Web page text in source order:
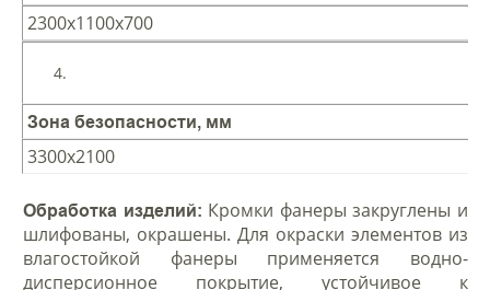
2300х1100х700
Зона безопасности, мм
3300х2100
Обработка изделий: Кромки фанеры закруглены и
шлифованы, окрашены. Для окраски элементов из
влагостойкой фанеры применяется водно-
дисперсионное покрытие, устойчивое к